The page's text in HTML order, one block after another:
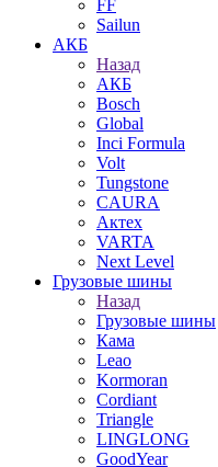
FF
Sailun
АКБ
Назад
АКБ
Bosch
Global
Inci Formula
Volt
Tungstone
CAURA
Актех
VARTA
Next Level
Грузовые шины
Назад
Грузовые шины
Кама
Leao
Kormoran
Cordiant
Triangle
LINGLONG
GoodYear